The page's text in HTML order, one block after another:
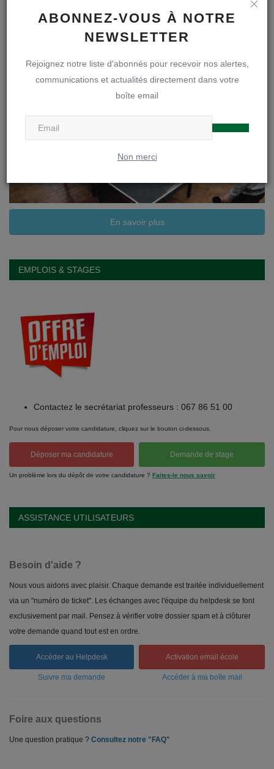
ABONNEZ-VOUS À NOTRE
NEWSLETTER
Rejoignez notre liste d'abonnés pour recevoir nos alertes,
communications et actualités directement dans votre
boîte email
Non merci
Inscriptions à l'internat
est disponible sur notre site web !
En savoir plus
EMPLOIS & STAGES
Contactez le secrétariat professeurs : 067 86 51 00
Pour nous déposer votre candidature, cliquez sur le bouton ci-dessous.
Déposer ma candidature Demande de stage
Un problème lors du dépôt de votre candidature ? Faites-le nous savoir
ASSISTANCE UTILISATEURS
Besoin d'aide ?
Nous vous aidons avec plaisir. Chaque demande est traitée individuellement
via un "numéro de ticket". Les échanges avec l'équipe du helpdesk se font
exclusivement par mail. Pensez à vérifier votre dossier spam et à clôturer
votre demande quand tout est en ordre.
Accéder au Helpdesk Activation email école
Suivre ma demande Accéder à ma boîte mail
Foire aux questions
Une question pratique ? Consultez notre "FAQ"